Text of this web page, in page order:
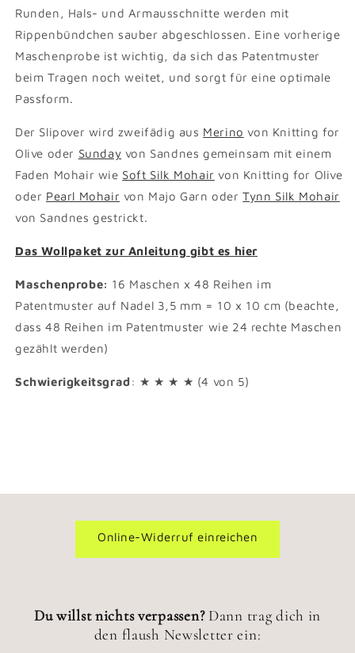
Runden, Hals- und Armausschnitte werden mit
Rippenbündchen sauber abgeschlossen. Eine vorherige
Maschenprobe ist wichtig, da sich das Patentmuster
beim Tragen noch weitet, und sorgt für eine optimale
Passform.
Der Slipover wird zweifädig aus Merino von Knitting for
Olive oder Sunday von Sandnes gemeinsam mit einem
Faden Mohair wie Soft Silk Mohair von Knitting for Olive
oder Pearl Mohair von Majo Garn oderTynn Silk Mohair
von Sandnes gestrickt.
Das Wollpaket zur Anleitung gibt es hier
Maschenprobe: 16 Maschen x 48 Reihen im
Patentmuster auf Nadel 3,5 mm = 10 x 10 cm (beachte,
dass 48 Reihen im Patentmuster wie 24 rechte Maschen
gezählt werden)
Schwierigkeitsgrad: ★ ★ ★ ★ (4 von 5)
Online-Widerruf einreichen
Du willst nichts verpassen? Dann trag dich in
den flaush Newsletter ein: